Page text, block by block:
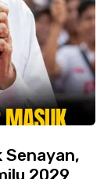
Senayan,
2029